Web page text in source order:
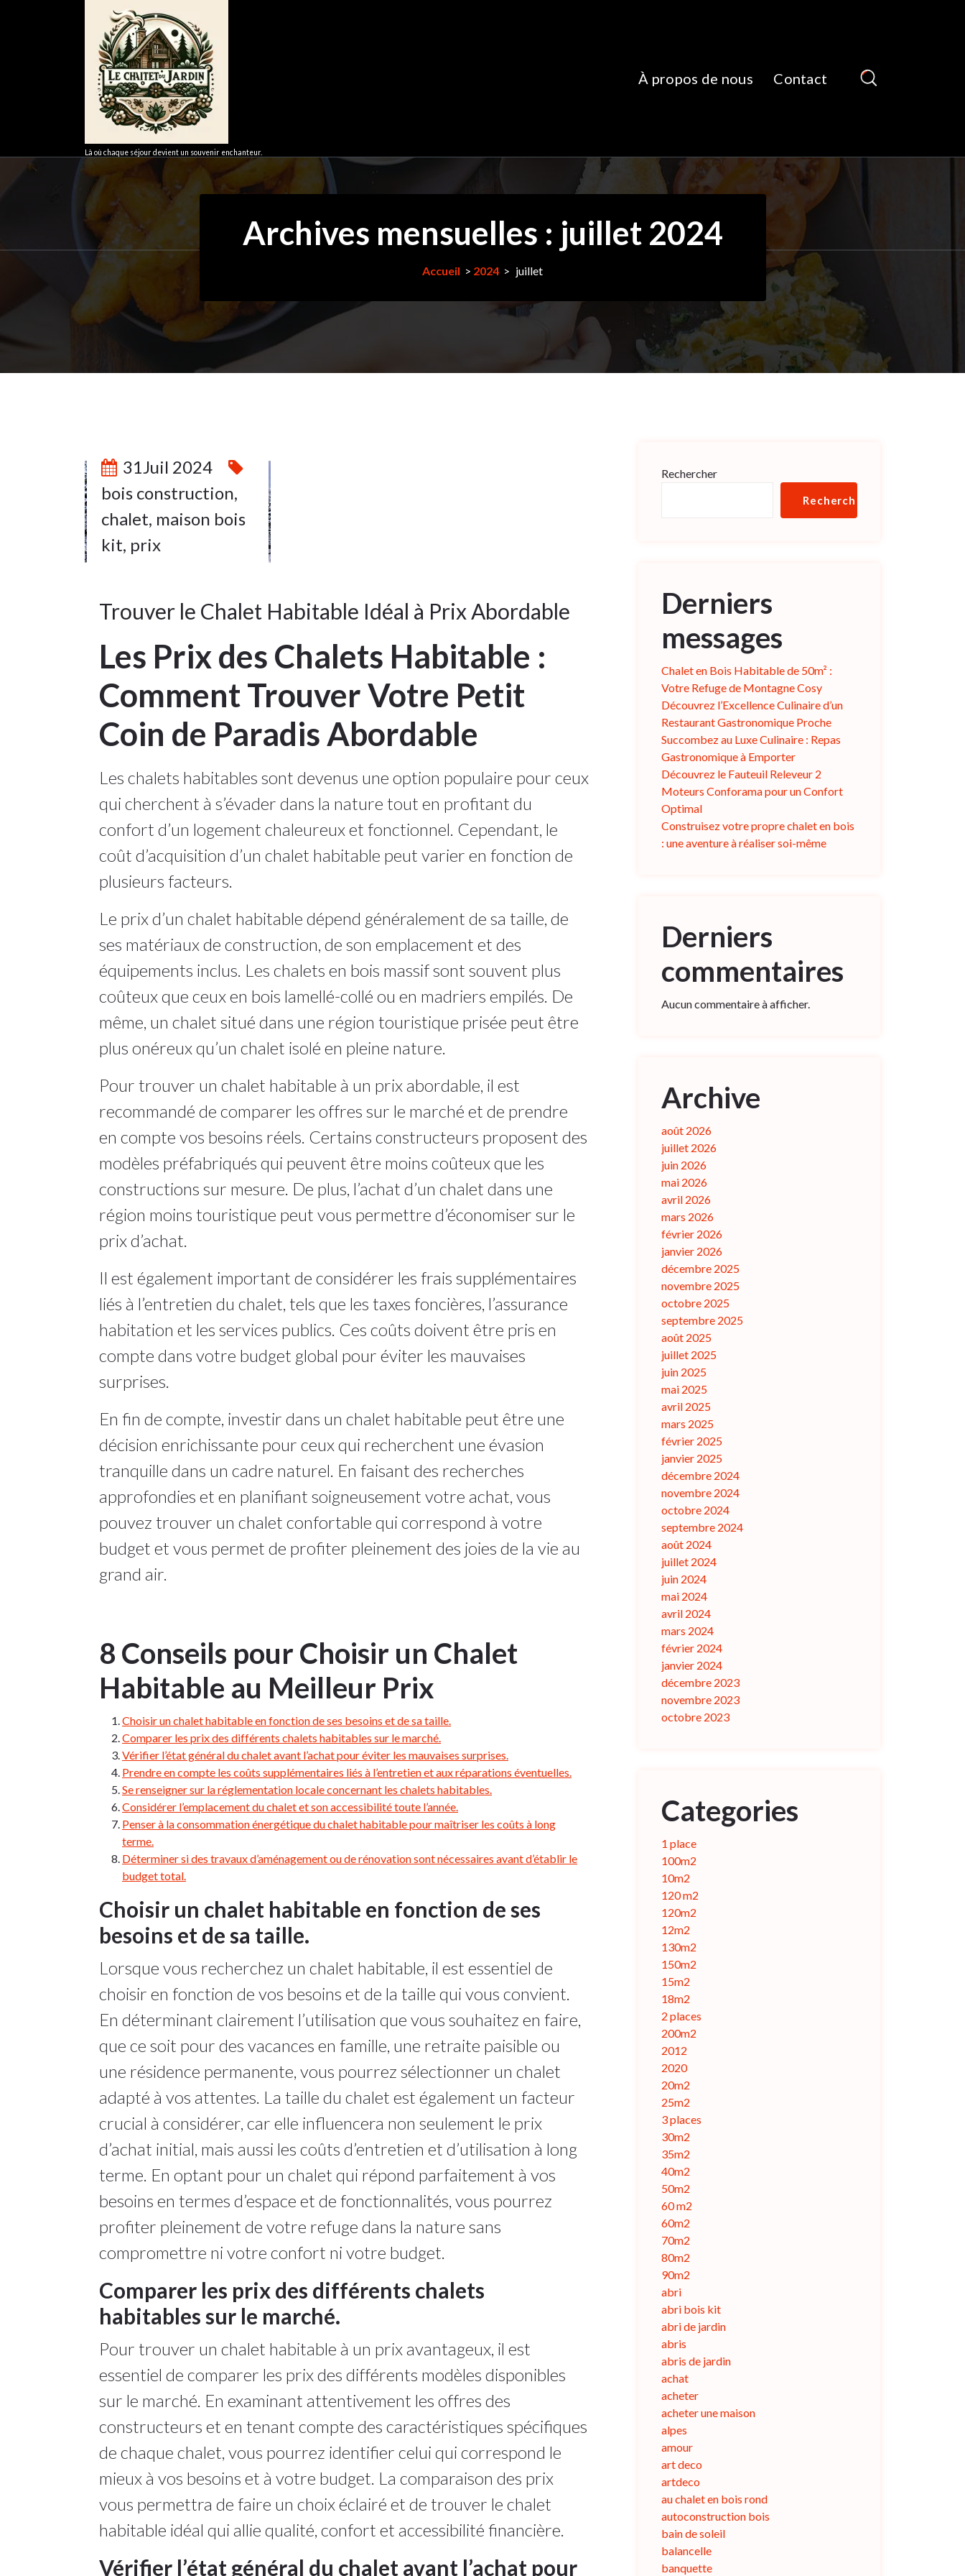
Là où chaque séjour devient un souvenir enchanteur.
À propos de nous Contact
Archives mensuelles : juillet 2024
Accueil > 2024> juillet
3131Juil 2024
bois construction,
chalet, maison bois
kit, prix
Trouver le Chalet Habitable Idéal à Prix Abordable
Les Prix des Chalets Habitable :
Comment Trouver Votre Petit
Coin de Paradis Abordable
Les chalets habitables sont devenus une option populaire pour ceux
qui cherchent à s’évader dans la nature tout en profitant du
confort d’un logement chaleureux et fonctionnel. Cependant, le
coût d’acquisition d’un chalet habitable peut varier en fonction de
plusieurs facteurs.
Le prix d’un chalet habitable dépend généralement de sa taille, de
ses matériaux de construction, de son emplacement et des
équipements inclus. Les chalets en bois massif sont souvent plus
coûteux que ceux en bois lamellé-collé ou en madriers empilés. De
même, un chalet situé dans une région touristique prisée peut être
plus onéreux qu’un chalet isolé en pleine nature.
Pour trouver un chalet habitable à un prix abordable, il est
recommandé de comparer les offres sur le marché et de prendre
en compte vos besoins réels. Certains constructeurs proposent des
modèles préfabriqués qui peuvent être moins coûteux que les
constructions sur mesure. De plus, l’achat d’un chalet dans une
région moins touristique peut vous permettre d’économiser sur le
prix d’achat.
Il est également important de considérer les frais supplémentaires
liés à l’entretien du chalet, tels que les taxes foncières, l’assurance
habitation et les services publics. Ces coûts doivent être pris en
compte dans votre budget global pour éviter les mauvaises
surprises.
En fin de compte, investir dans un chalet habitable peut être une
décision enrichissante pour ceux qui recherchent une évasion
tranquille dans un cadre naturel. En faisant des recherches
approfondies et en planifiant soigneusement votre achat, vous
pouvez trouver un chalet confortable qui correspond à votre
budget et vous permet de profiter pleinement des joies de la vie au
grand air.
8 Conseils pour Choisir un Chalet
Habitable au Meilleur Prix
Choisir un chalet habitable en fonction de ses besoins et de sa taille.
Comparer les prix des différents chalets habitables sur le marché.
Vérifier l’état général du chalet avant l’achat pour éviter les mauvaises surprises.
Prendre en compte les coûts supplémentaires liés à l’entretien et aux réparations éventuelles.
Se renseigner sur la réglementation locale concernant les chalets habitables.
Considérer l’emplacement du chalet et son accessibilité toute l’année.
Penser à la consommation énergétique du chalet habitable pour maîtriser les coûts à long
terme.
Déterminer si des travaux d’aménagement ou de rénovation sont nécessaires avant d’établir le
budget total.
Choisir un chalet habitable en fonction de ses
besoins et de sa taille.
Lorsque vous recherchez un chalet habitable, il est essentiel de
choisir en fonction de vos besoins et de la taille qui vous convient.
En déterminant clairement l’utilisation que vous souhaitez en faire,
que ce soit pour des vacances en famille, une retraite paisible ou
une résidence permanente, vous pourrez sélectionner un chalet
adapté à vos attentes. La taille du chalet est également un facteur
crucial à considérer, car elle influencera non seulement le prix
d’achat initial, mais aussi les coûts d’entretien et d’utilisation à long
terme. En optant pour un chalet qui répond parfaitement à vos
besoins en termes d’espace et de fonctionnalités, vous pourrez
profiter pleinement de votre refuge dans la nature sans
compromettre ni votre confort ni votre budget.
Comparer les prix des différents chalets
habitables sur le marché.
Pour trouver un chalet habitable à un prix avantageux, il est
essentiel de comparer les prix des différents modèles disponibles
sur le marché. En examinant attentivement les offres des
constructeurs et en tenant compte des caractéristiques spécifiques
de chaque chalet, vous pourrez identifier celui qui correspond le
mieux à vos besoins et à votre budget. La comparaison des prix
vous permettra de faire un choix éclairé et de trouver le chalet
habitable idéal qui allie qualité, confort et accessibilité financière.
Vérifier l’état général du chalet avant l’achat pour
Rechercher
Rechercher
Derniers
messages
Chalet en Bois Habitable de 50m² :
Votre Refuge de Montagne Cosy
Découvrez l’Excellence Culinaire d’un
Restaurant Gastronomique Proche
Succombez au Luxe Culinaire : Repas
Gastronomique à Emporter
Découvrez le Fauteuil Releveur 2
Moteurs Conforama pour un Confort
Optimal
Construisez votre propre chalet en bois
: une aventure à réaliser soi-même
Derniers
commentaires
Aucun commentaire à afficher.
Archive
août 2026
juillet 2026
juin 2026
mai 2026
avril 2026
mars 2026
février 2026
janvier 2026
décembre 2025
novembre 2025
octobre 2025
septembre 2025
août 2025
juillet 2025
juin 2025
mai 2025
avril 2025
mars 2025
février 2025
janvier 2025
décembre 2024
novembre 2024
octobre 2024
septembre 2024
août 2024
juillet 2024
juin 2024
mai 2024
avril 2024
mars 2024
février 2024
janvier 2024
décembre 2023
novembre 2023
octobre 2023
Categories
1 place
100m2
10m2
120 m2
120m2
12m2
130m2
150m2
15m2
18m2
2 places
200m2
2012
2020
20m2
25m2
3 places
30m2
35m2
40m2
50m2
60 m2
60m2
70m2
80m2
90m2
abri
abri bois kit
abri de jardin
abris
abris de jardin
achat
acheter
acheter une maison
alpes
amour
art deco
artdeco
au chalet en bois rond
autoconstruction bois
bain de soleil
balancelle
banquette